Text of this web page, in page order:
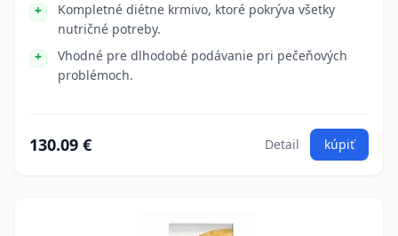
Kompletné diétne krmivo, ktoré pokrýva všetky
nutričné potreby.
Vhodné pre dlhodobé podávanie pri pečeňových
problémoch.
130.09 € Detail kúpiť